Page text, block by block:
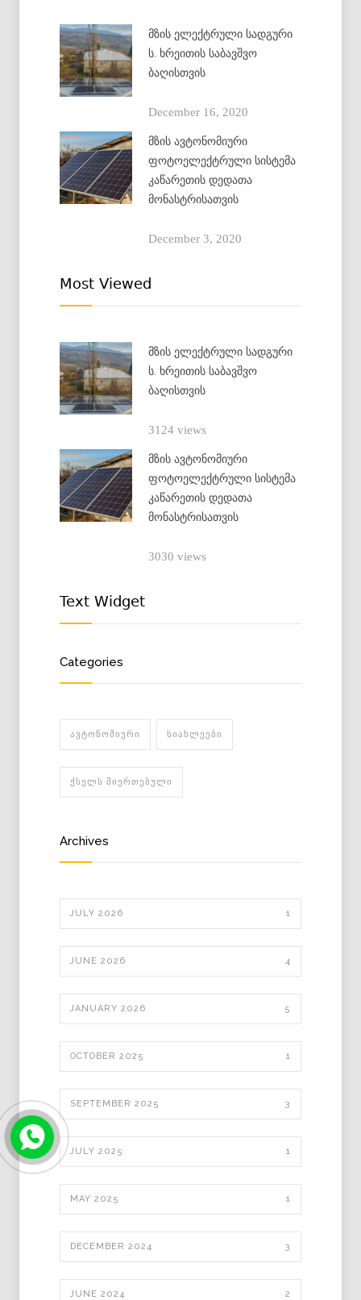
მზის ელექტრული სადგური
ს. ხრეითის საბავშვო
ბაღისთვის
December 16, 2020
მზის ავტონომიური
ფოტოელექტრული სისტემა
კაწარეთის დედათა
მონასტრისათვის
December 3, 2020
Most Viewed
მზის ელექტრული სადგური
ს. ხრეითის საბავშვო
ბაღისთვის
3124 views
მზის ავტონომიური
ფოტოელექტრული სისტემა
კაწარეთის დედათა
მონასტრისათვის
3030 views
Text Widget
Categories
ᲐᲕᲢᲝᲜᲝᲛᲘᲣᲠᲘ ᲡᲘᲐᲮᲚᲔᲔᲑᲘ
ᲥᲡᲔᲚᲡ ᲛᲘᲔᲠᲗᲔᲑᲣᲚᲘ
Archives
JULY 2026 1
JUNE 2026 4
JANUARY 2026 5
OCTOBER 2025 1
SEPTEMBER 2025 3
JULY 2025 1
MAY 2025 1
DECEMBER 2024 3
JUNE 2024 2